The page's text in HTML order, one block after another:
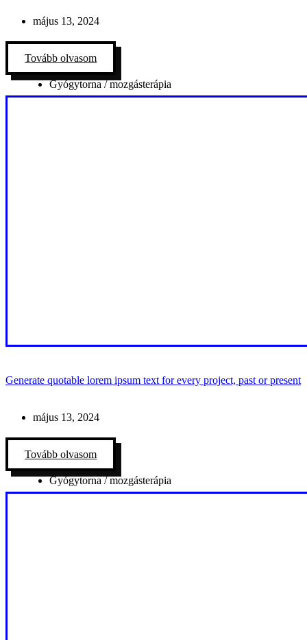
május 13, 2024
Tovább olvasom
Gyógytorna / mozgásterápia
Generate quotable lorem ipsum text for every project, past or present
május 13, 2024
Tovább olvasom
Gyógytorna / mozgásterápia